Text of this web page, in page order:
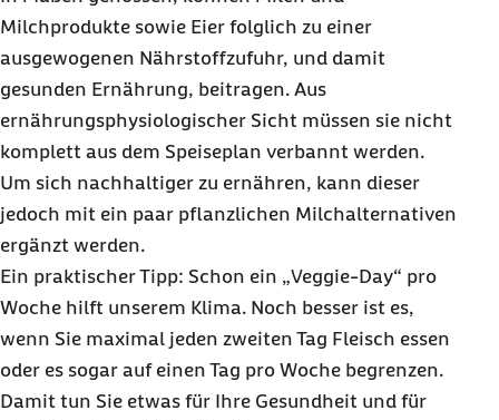
Milchprodukte sowie Eier folglich zu einer
ausgewogenen Nährstoffzufuhr, und damit
gesunden Ernährung, beitragen. Aus
ernährungsphysiologischer Sicht müssen sie nicht
komplett aus dem Speiseplan verbannt werden.
Um sich nachhaltiger zu ernähren, kann dieser
jedoch mit ein paar pflanzlichen Milchalternativen
ergänzt werden.
Ein praktischer Tipp: Schon ein „Veggie-Day“ pro
Woche hilft unserem Klima. Noch besser ist es,
wenn Sie maximal jeden zweiten Tag Fleisch essen
oder es sogar auf einen Tag pro Woche begrenzen.
Damit tun Sie etwas für Ihre Gesundheit und für